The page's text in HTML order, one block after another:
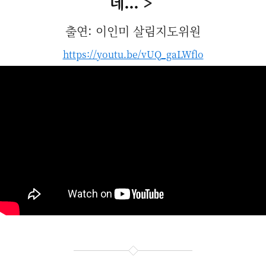
출연: 이인미 살림지도위원
https://youtu.be/vUQ_gaLWflo